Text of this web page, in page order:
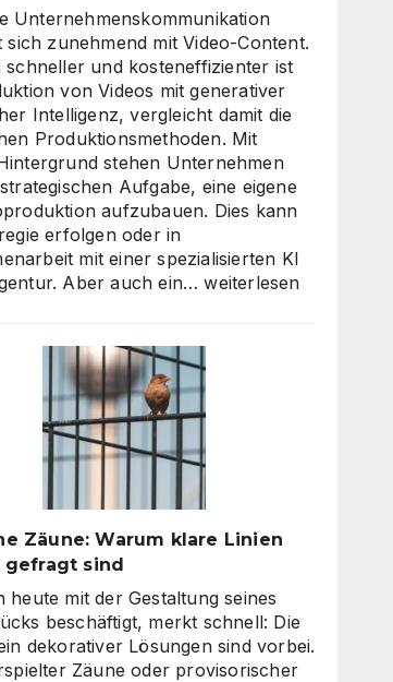
ist
Unternehmenskommunikation
sich zunehmend mit Video-Content.
schneller und kosteneffizienter ist
von Videos mit generativer
Intelligenz, vergleicht damit die
Produktionsmethoden. Mit
stehen Unternehmen
Aufgabe, eine eigene
aufzubauen. Dies kann
erfolgen oder in
mit einer spezialisierten KI
Aber auch ein…KI
Inhouse-
finden
Unternehmen
Weg
skalierbarem
Video-
Content
weiterlesen
Zäune: Warum klare Linien
sind
heute mit der Gestaltung seines
beschäftigt, merkt schnell: Die
dekorativer Lösungen sind vorbei.
Zäune oder provisorischer